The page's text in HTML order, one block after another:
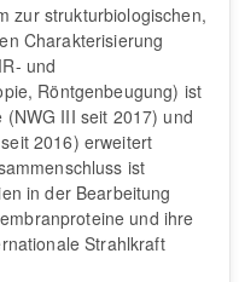
zur strukturbiologischen,
Charakterisierung
und
Röntgenbeugung) ist
III seit 2017) und
2016) erweitert
ist
in der Bearbeitung
und ihre
Strahlkraft